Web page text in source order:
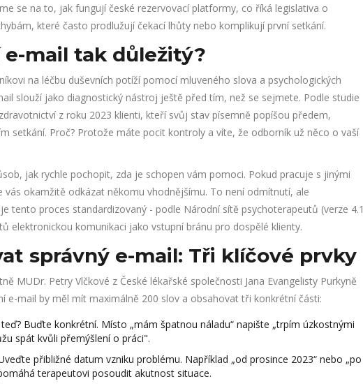
se na to, jak fungují české rezervovací platformy, co říká legislativa o
které často prodlužují čekací lhůty nebo komplikují první setkání.
mail tak důležitý?
na léčbu duševních potíží pomocí mluveného slova a psychologických
slouží jako diagnostický nástroj ještě před tím, než se sejmete. Podle studie
z roku 2023 klienti, kteří svůj stav písemně popíšou předem,
setkání. Proč? Protože máte pocit kontroly a víte, že odborník už něco o vaší
jak rychle pochopit, zda je schopen vám pomoci. Pokud pracuje s jinými
okamžitě odkázat někomu vhodnějšímu. To není odmítnutí, ale
tento proces standardizovaný - podle Národní sítě psychoterapeutů (verze 4.1
elektronickou komunikaci jako vstupní bránu pro dospělé klienty.
správný e-mail: Tři klíčové prvky
MUDr. Petry Vlčkové z České lékařské společnosti Jana Evangelisty Purkyně
e-mail by měl mít maximálně 200 slov a obsahovat tři konkrétní části:
Buďte konkrétní. Místo „mám špatnou náladu“ napište „trpím úzkostnými
spát kvůli přemýšlení o práci".
přibližné datum vzniku problému. Například „od prosince 2023“ nebo „po
terapeutovi posoudit akutnost situace.